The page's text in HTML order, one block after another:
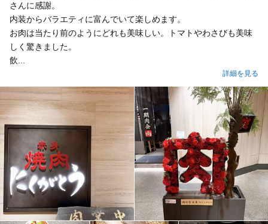
さんに感謝。
内装からバラエティに富んでいて楽しめます。
お肉は当たり前のようにどれも美味しい。トマトやわさびも美味
しく驚きました。
飲...
詳細を見る